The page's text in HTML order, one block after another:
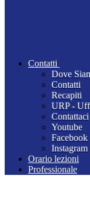
Contatti
Dove
Contatti
Recapiti
URP -
Contattaci
Youtube
Facebook
Instagram
Orario lezioni
Professionale